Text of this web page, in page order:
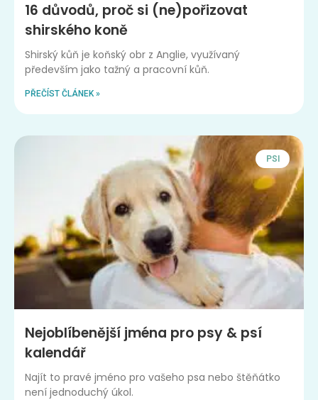
16 důvodů, proč si (ne)pořizovat
shirského koně
Shirský kůň je koňský obr z Anglie, využívaný
především jako tažný a pracovní kůň.
PŘEČÍST ČLÁNEK »
PSI
Nejoblíbenější jména pro psy & psí
kalendář
Najít to pravé jméno pro vašeho psa nebo štěňátko
není jednoduchý úkol.